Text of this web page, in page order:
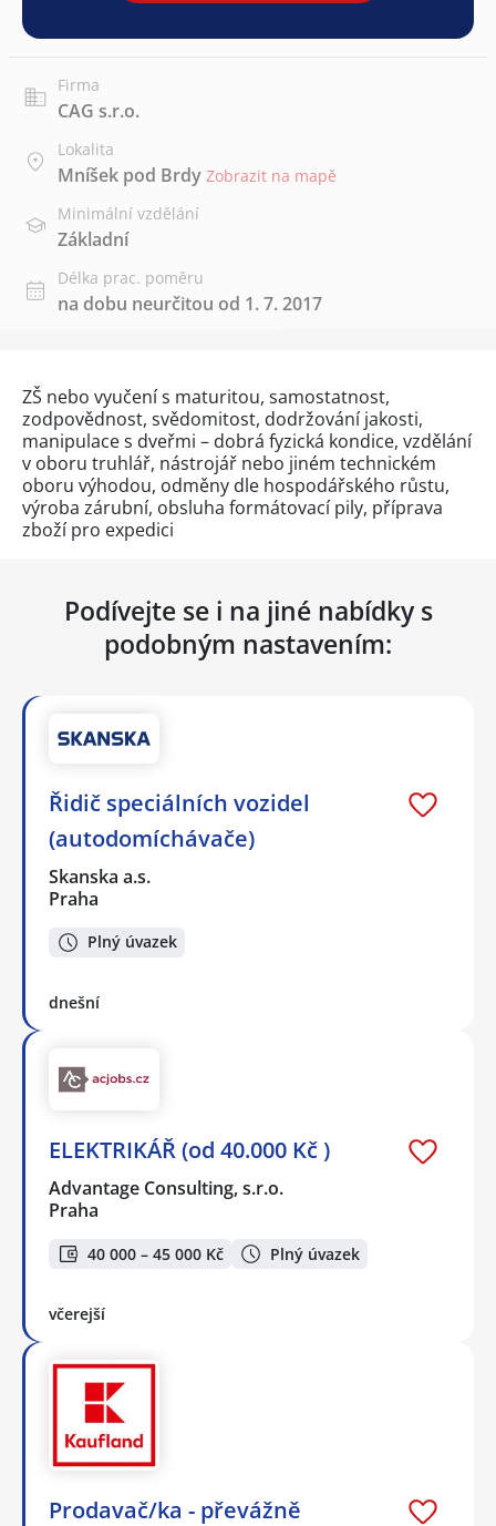
Firma
CAG s.r.o.
Lokalita
Mníšek pod Brdy Zobrazit na mapě
Minimální vzdělání
Základní
Délka prac. poměru
na dobu neurčitou od 1. 7. 2017
ZŠ nebo vyučení s maturitou, samostatnost,
zodpovědnost, svědomitost, dodržování jakosti,
manipulace s dveřmi – dobrá fyzická kondice, vzdělání
v oboru truhlář, nástrojář nebo jiném technickém
oboru výhodou, odměny dle hospodářského růstu,
výroba zárubní, obsluha formátovací pily, příprava
zboží pro expedici
Podívejte se i na jiné nabídky s
podobným nastavením:
Řidič speciálních vozidel
(autodomíchávače)
Skanska a.s.
Praha
Plný úvazek
dnešní
ELEKTRIKÁŘ (od 40.000 Kč )
Advantage Consulting, s.r.o.
Praha
40 000 – 45 000 Kč Plný úvazek
včerejší
Prodavač/ka - převážně